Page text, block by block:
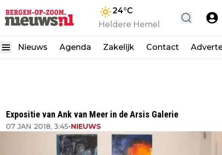
24°C
Heldere Hemel
Nieuws Agenda Zakelijk Contact
Expositie van Ank van Meer in de Arsis Galerie
07 JAN 2018, 3:45•NIEUWS